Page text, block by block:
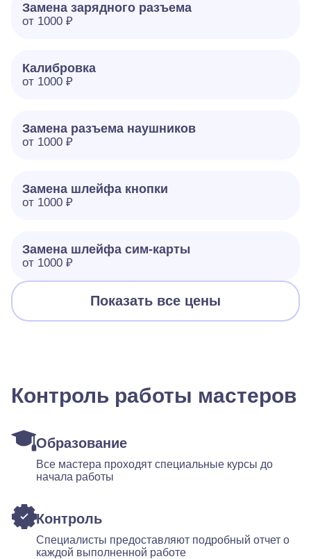
Замена зарядного разъема
от 1000 ₽
Калибровка
от 1000 ₽
Замена разъема наушников
от 1000 ₽
Замена шлейфа кнопки
от 1000 ₽
Замена шлейфа сим-карты
от 1000 ₽
Показать все цены
Контроль работы мастеров
Образование
Все мастера проходят специальные курсы до
начала работы
Контроль
Специалисты предоставляют подробный отчет о
каждой выполненной работе